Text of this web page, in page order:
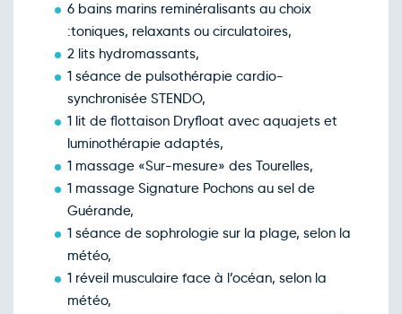
6 bains marins reminéralisants au choix
:toniques, relaxants ou circulatoires,
2 lits hydromassants,
1 séance de pulsothérapie cardio-
synchronisée STENDO,
1 lit de flottaison Dryfloat avec aquajets et
luminothérapie adaptés,
1 massage «Sur-mesure» des Tourelles,
1 massage Signature Pochons au sel de
Guérande,
1 séance de sophrologie sur la plage, selon la
météo,
1 réveil musculaire face à l’océan, selon la
météo,